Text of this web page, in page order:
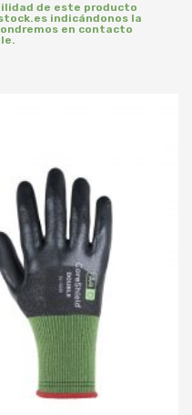
de este producto
indicándonos la
en contacto